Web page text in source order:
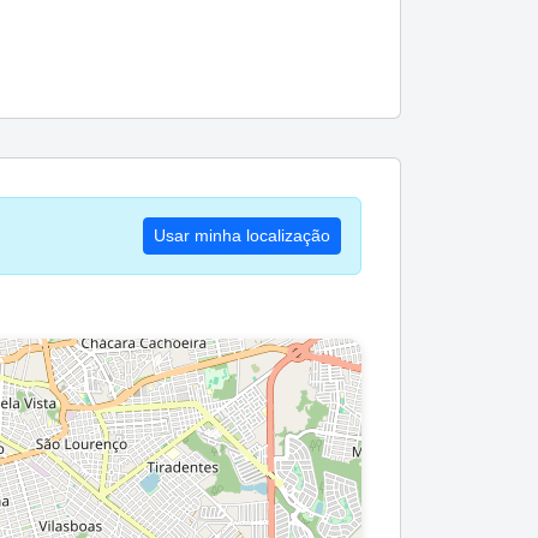
Usar minha localização